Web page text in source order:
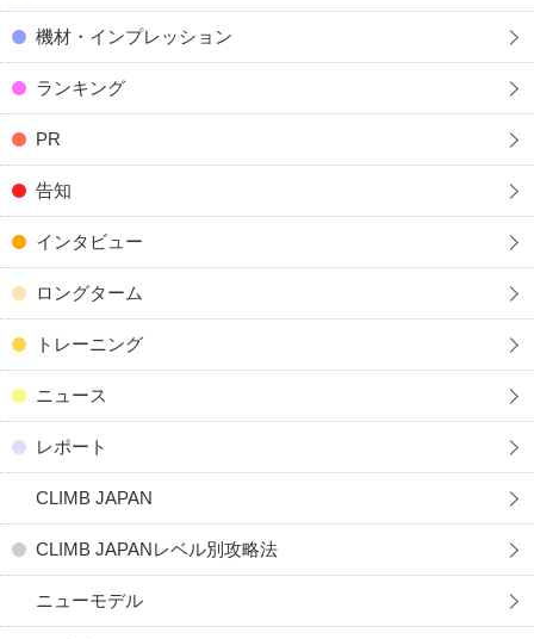
機材・インプレッション
ランキング
PR
告知
インタビュー
ロングターム
トレーニング
ニュース
レポート
CLIMB JAPAN
CLIMB JAPANレベル別攻略法
ニューモデル